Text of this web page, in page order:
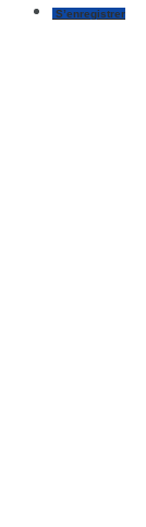
S’enregistrer